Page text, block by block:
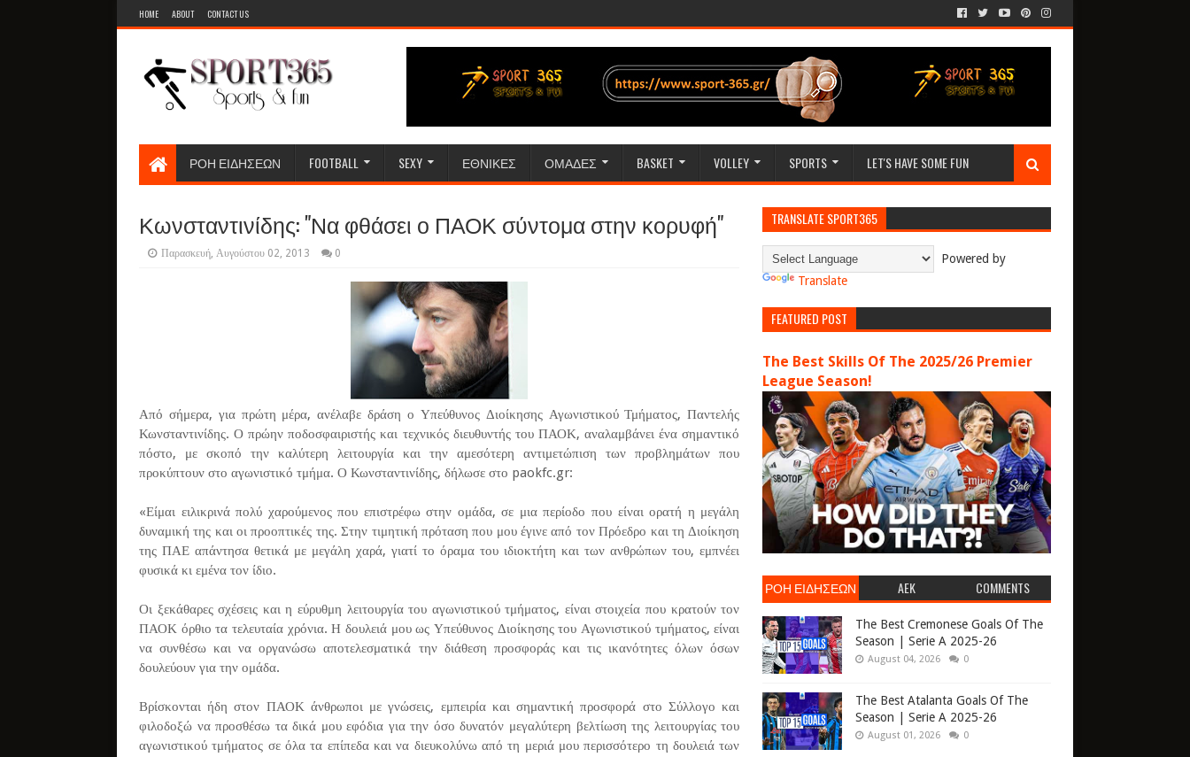
HOME ABOUT CONTACT US
ΡΟΗ ΕΙΔΗΣΕΩΝ FOOTBALL SEXY ΕΘΝΙΚΕΣ ΟΜΑΔΕΣ BASKET VOLLEY SPORTS LET'S HAVE SOME FUN
Κωνσταντινίδης: "Να φθάσει ο ΠΑΟΚ σύντομα στην κορυφή"
Παρασκευή, Αυγούστου 02, 2013 0
Από σήμερα, για πρώτη μέρα, ανέλαβε δράση ο Υπεύθυνος Διοίκησης Αγωνιστικού Τμήματος, Παντελής
Κωνσταντινίδης. Ο πρώην ποδοσφαιριστής και τεχνικός διευθυντής του ΠΑΟΚ, αναλαμβάνει ένα σημαντικό
πόστο, με σκοπό την καλύτερη λειτουργία και την αμεσότερη αντιμετώπιση των προβλημάτων που
προκύπτουν στο αγωνιστικό τμήμα. Ο Κωνσταντινίδης, δήλωσε στο paokfc.gr:
«Είμαι ειλικρινά πολύ χαρούμενος που επιστρέφω στην ομάδα, σε μια περίοδο που είναι ορατή η μεγάλη
δυναμική της και οι προοπτικές της. Στην τιμητική πρόταση που μου έγινε από τον Πρόεδρο και τη Διοίκηση
της ΠΑΕ απάντησα θετικά με μεγάλη χαρά, γιατί το όραμα του ιδιοκτήτη και των ανθρώπων του, εμπνέει
φυσικά κι εμένα τον ίδιο.
Οι ξεκάθαρες σχέσεις και η εύρυθμη λειτουργία του αγωνιστικού τμήματος, είναι στοιχεία που κρατούν τον
ΠΑΟΚ όρθιο τα τελευταία χρόνια. Η δουλειά μου ως Υπεύθυνος Διοίκησης του Αγωνιστικού τμήματος, είναι
να συνθέσω και να οργανώσω αποτελεσματικά την διάθεση προσφοράς και τις ικανότητες όλων όσων
δουλεύουν για την ομάδα.
Βρίσκονται ήδη στον ΠΑΟΚ άνθρωποι με γνώσεις, εμπειρία και σημαντική προσφορά στο Σύλλογο και
φιλοδοξώ να προσθέσω τα δικά μου εφόδια για την όσο δυνατόν μεγαλύτερη βελτίωση της λειτουργίας του
αγωνιστικού τμήματος σε όλα τα επίπεδα και να διευκολύνω από τη μεριά μου περισσότερο τη δουλειά των
TRANSLATE SPORT365
Powered by
Translate
FEATURED POST
The Best Skills Of The 2025/26 Premier
League Season!
ΡΟΗ ΕΙΔΗΣΕΩΝ AEK COMMENTS
The Best Cremonese Goals Of The
Season | Serie A 2025-26
August 04, 2026 0
The Best Atalanta Goals Of The
Season | Serie A 2025-26
August 01, 2026 0